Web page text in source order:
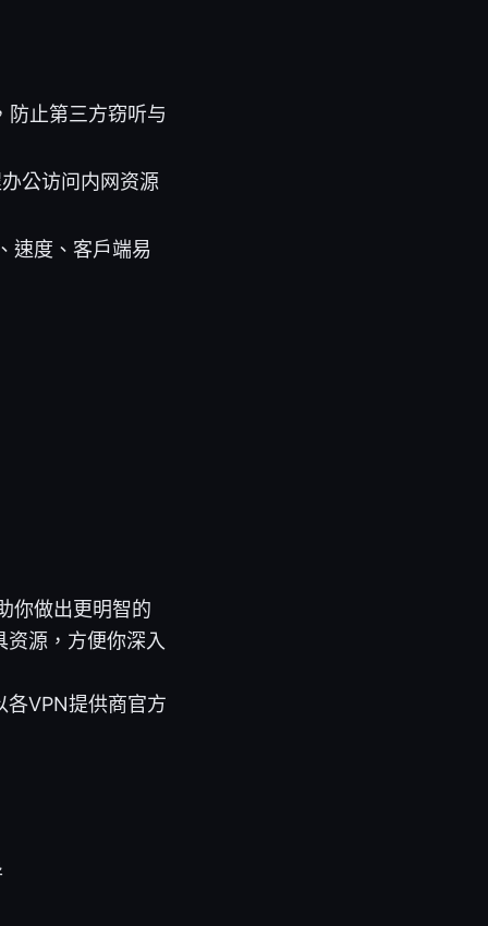
防止第三方窃听与
公访问内网资源
速度、客户端易
你做出更明智的
源，方便你深入
各VPN提供商官方